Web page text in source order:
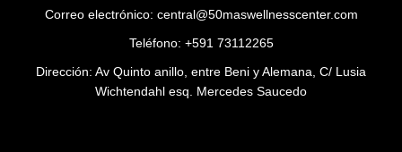
Correo electrónico: central@50maswellnesscenter.com
Teléfono: +591 73112265
Dirección: Av Quinto anillo, entre Beni y Alemana, C/ Lusia
Wichtendahl esq. Mercedes Saucedo